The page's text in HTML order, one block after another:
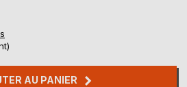
AU PANIER